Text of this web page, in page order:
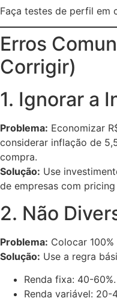
Faça testes de perfil em
Erros
Corrigir)
1. Ignorar a
Problema: Economizar
considerar inflação de
compra.
Solução: Use
de empresas com
2. Não
Problema: Colocar
Solução: Use a regra
Renda fixa: 40-60%.
Renda variável: 20-